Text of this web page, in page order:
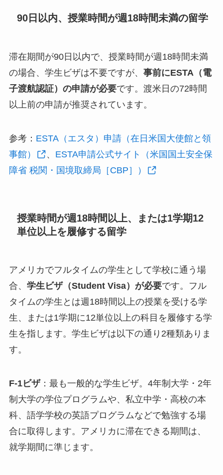
90日以内、授業時間が週18時間未満の留学
滞在期間が90日以内で、授業時間が週18時間未満
の場合、学生ビザは不要ですが、 事前にESTA（電
子渡航認証）の申請が必要です。渡米日の72時間
以上前の申請が推奨されています。
参考： ESTA（エスタ）申請（在日米国大使館と領
事館）
、 ESTA申請公式サイト（米国国土安全保
障省 税関・国境取締局［CBP］）
授業時間が週18時間以上、または1学期12
単位以上を履修する留学
アメリカでフルタイムの学生として学校に通う場
合、 学生ビザ（Student Visa）が必要です。フル
タイムの学生とは週18時間以上の授業を受ける学
生、または1学期に12単位以上の科目を履修する学
生を指します。学生ビザは以下の通り2種類ありま
す。
F-1ビザ：最も一般的な学生ビザ。4年制大学・2年
制大学の学位プログラムや、私立中学・高校の本
科、語学学校の英語プログラムなどで勉強する場
合に取得します。アメリカに滞在できる期間は、
就学期間に準じます。